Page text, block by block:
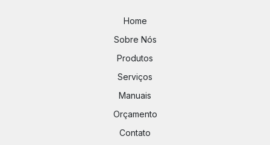
Home
Sobre Nós
Produtos
Serviços
Manuais
Orçamento
Contato